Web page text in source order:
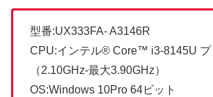
型番:UX333FA- A3146R
CPU:インテル® Core™ i3-8145U プ
（2.10GHz-最大3.90GHz）
OS:Windows 10Pro 64ビット